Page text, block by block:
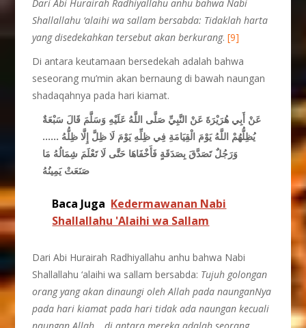
Dari Abi Hurairah Radhiyallahu anhu bahwa Nabi
Shallallahu ‘alaihi wa sallam bersabda: Tidaklah harta
yang disedekahkan tersebut akan berkurang.[9]
Di antara keutamaan bersedekah adalah bahwa
seseorang mu’min akan bernaung di bawah naungan
shadaqahnya pada hari kiamat.
عَنْ أَبِي هُرَيْرَةَ عَنْ النَّبِيِّ صَلَّى اللَّهُ عَلَيْهِ وَسَلَّمَ قَالَ سَبْعَةٌ
يُظِلُّهُمْ اللَّهُ يَوْمَ الْقِيَامَةِ فِي ظِلِّهِ يَوْمَ لَا ظِلَّ إِلَّا ظِلُّهُ ……
وَرَجُلٌ تَصَدَّقَ بِصَدَقَةٍ فَأَخْفَاهَا حَتَّى لَا تَعْلَمَ شِمَالُهُ مَا
صَنَعَتْ يَمِينُهُ
Baca Juga Kedermawanan Nabi
Shallallahu 'Alaihi wa Sallam
Dari Abi Hurairah Radhiyallahu anhu bahwa Nabi
Shallallahu ‘alaihi wa sallam bersabda: Tujuh golongan
orang yang akan dinaungi oleh Allah pada naunganNya
pada hari kiamat pada hari tidak ada naungan kecuali